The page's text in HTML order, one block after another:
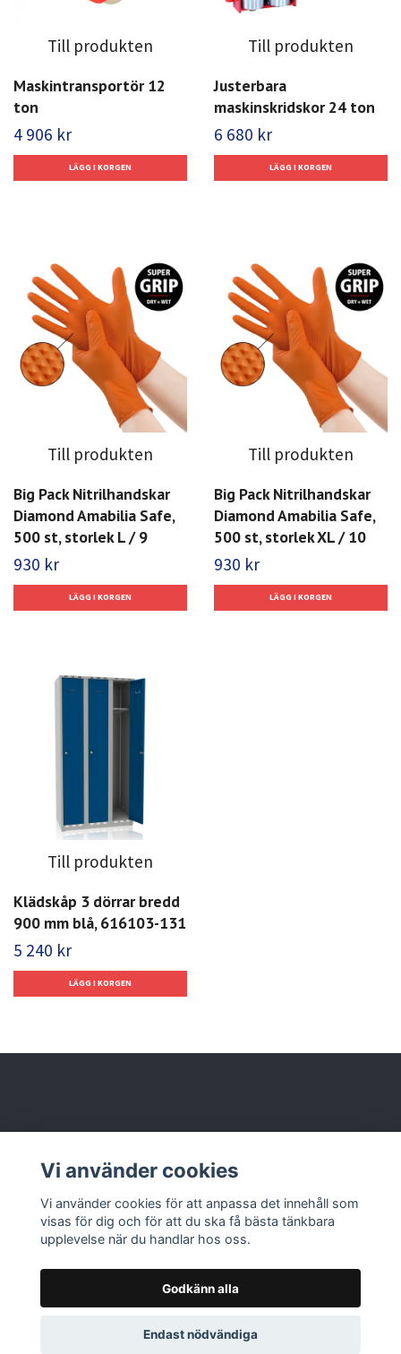
Till produkten
Maskintransportör 12
ton
4 906 kr
Till produkten
Justerbara
maskinskridskor 24 ton
6 680 kr
Till produkten
Big Pack Nitrilhandskar
Diamond Amabilia Safe,
500 st, storlek L / 9
930 kr
Till produkten
Big Pack Nitrilhandskar
Diamond Amabilia Safe,
500 st, storlek XL / 10
930 kr
Till produkten
Klädskåp 3 dörrar bredd
900 mm blå, 616103-131
5 240 kr
Läs mer
© 2026 Nolbox AB
Vi använder cookies
Vi använder cookies för att anpassa det innehåll som
visas för dig och för att du ska få bästa tänkbara
upplevelse när du handlar hos oss.
Godkänn alla
Endast nödvändiga